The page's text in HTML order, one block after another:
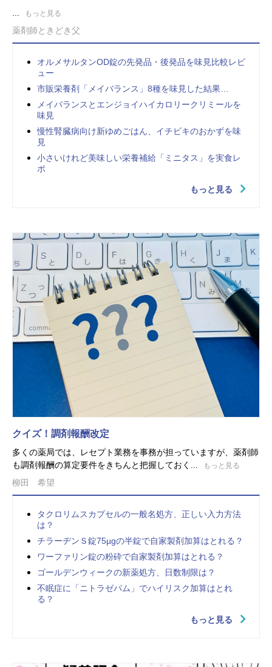
もっと見る
薬剤師ときどき父
オルメサルタンOD錠の先発品・後発品を味見比較レビ
ュー
市販栄養剤「メイバランス」8種を味見した結果…
メイバランスとエンジョイハイカロリークリミールを
味見
慢性腎臓病向け新ゆめごはん、イチビキのおかずを味
見
小さいけれど美味しい栄養補給「ミニタス」を実食レ
ポ
もっと見る
クイズ！調剤報酬改定
多くの薬局では、レセプト業務を事務が担っていますが、薬剤師
も調剤報酬の算定要件をきちんと把握しておく...
もっと見る
柳田 希望
タクロリムスカプセルの一般名処方、正しい入力方法
は？
チラーヂンＳ錠75µgの半錠で自家製剤加算はとれる？
ワーファリン錠の粉砕で自家製剤加算はとれる？
ゴールデンウィークの新薬処方、日数制限は？
不眠症に「ニトラゼパム」でハイリスク加算はとれ
る？
もっと見る